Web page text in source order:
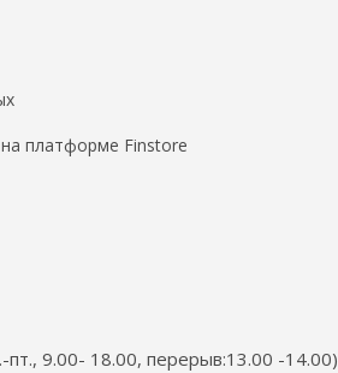
платформе Finstore
9.00- 18.00, перерыв:13.00 -14.00)